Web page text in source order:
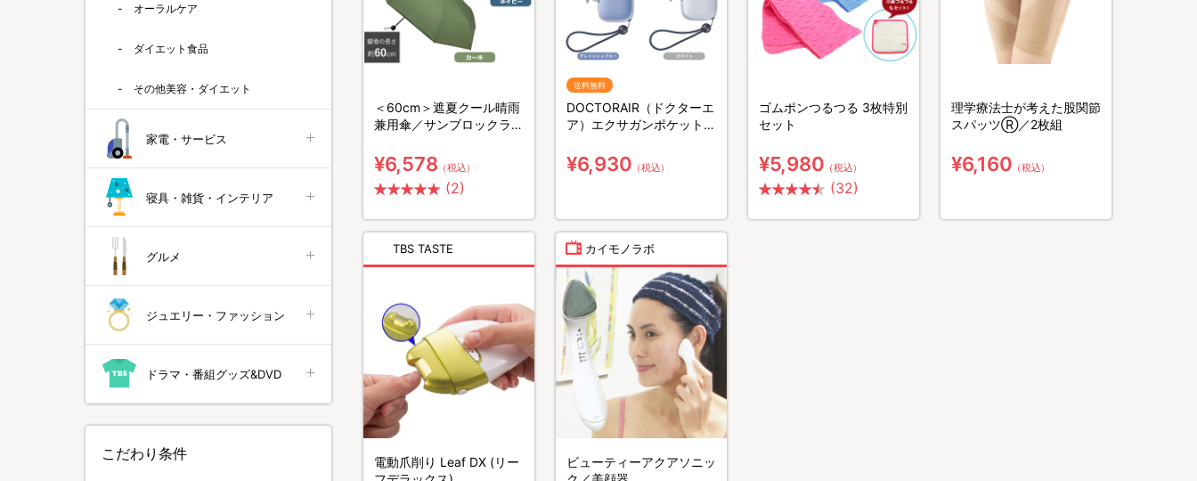
＜60cm＞遮夏クール晴雨
兼用傘／サンブロックラボ
¥6,578 （税込）
(2)
送料無料
DOCTORAIR（ドクターエ
ア）エクサガンポケット／
ィケア
¥6,930 （税込）
ゴムポンつるつる 3枚特別
セット
¥5,980 （税込）
(32)
理学療法士が考えた股関節
スパッツⓇ／2枚組
¥6,160 （税込）
TBS TASTE
電動爪削り Leaf DX (リー
カイモノラボ
ビューティーアクアソニッ
オーラルケア
ダイエット食品
その他美容・ダイエット
家電・サービス
寝具・雑貨・インテリア
グルメ
ジュエリー・ファッション
ドラマ・番組グッズ&DVD
こだわり条件